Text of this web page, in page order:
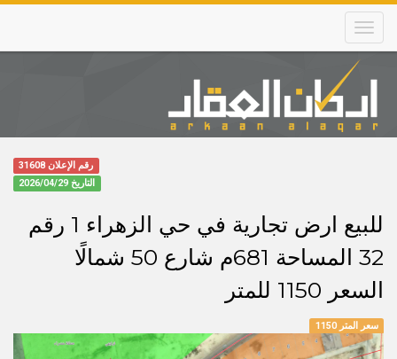
Skip
main
content
Main
navigation
رقم الإعلان 31608
التاريخ 2026/04/29
للبيع ارض تجارية في حي الزهراء 1 رقم
32 المساحة 681م شارع 50 شمالًا
السعر 1150 للمتر
سعر المتر 1150